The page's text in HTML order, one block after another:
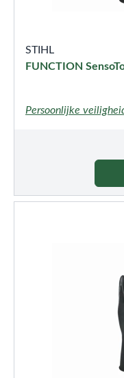
STIHL
FUNCTION
Persoonlijke